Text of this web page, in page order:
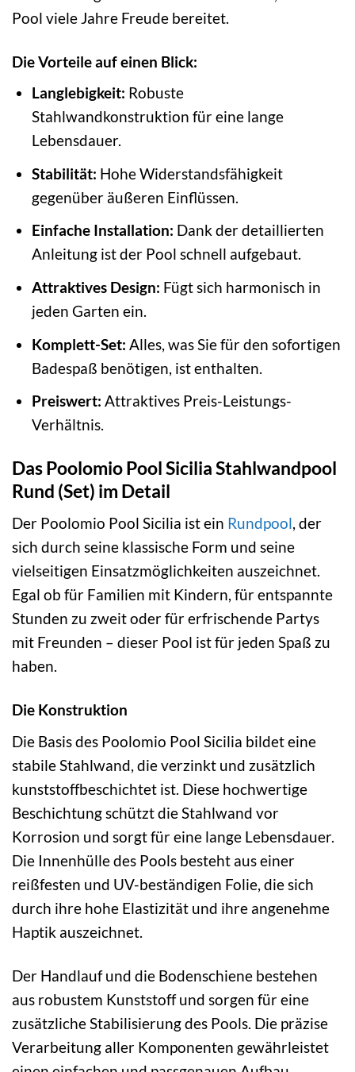
Pool viele Jahre Freude bereitet.
Die Vorteile auf einen Blick:
Langlebigkeit: Robuste
Stahlwandkonstruktion für eine lange
Lebensdauer.
Stabilität: Hohe Widerstandsfähigkeit
gegenüber äußeren Einflüssen.
Einfache Installation: Dank der detaillierten
Anleitung ist der Pool schnell aufgebaut.
Attraktives Design: Fügt sich harmonisch in
jeden Garten ein.
Komplett-Set: Alles, was Sie für den sofortigen
Badespaß benötigen, ist enthalten.
Preiswert: Attraktives Preis-Leistungs-
Verhältnis.
Das Poolomio Pool Sicilia Stahlwandpool
Rund (Set) im Detail
Der Poolomio Pool Sicilia ist ein Rundpool, der
sich durch seine klassische Form und seine
vielseitigen Einsatzmöglichkeiten auszeichnet.
Egal ob für Familien mit Kindern, für entspannte
Stunden zu zweit oder für erfrischende Partys
mit Freunden – dieser Pool ist für jeden Spaß zu
haben.
Die Konstruktion
Die Basis des Poolomio Pool Sicilia bildet eine
stabile Stahlwand, die verzinkt und zusätzlich
kunststoffbeschichtet ist. Diese hochwertige
Beschichtung schützt die Stahlwand vor
Korrosion und sorgt für eine lange Lebensdauer.
Die Innenhülle des Pools besteht aus einer
reißfesten und UV-beständigen Folie, die sich
durch ihre hohe Elastizität und ihre angenehme
Haptik auszeichnet.
Der Handlauf und die Bodenschiene bestehen
aus robustem Kunststoff und sorgen für eine
zusätzliche Stabilisierung des Pools. Die präzise
Verarbeitung aller Komponenten gewährleistet